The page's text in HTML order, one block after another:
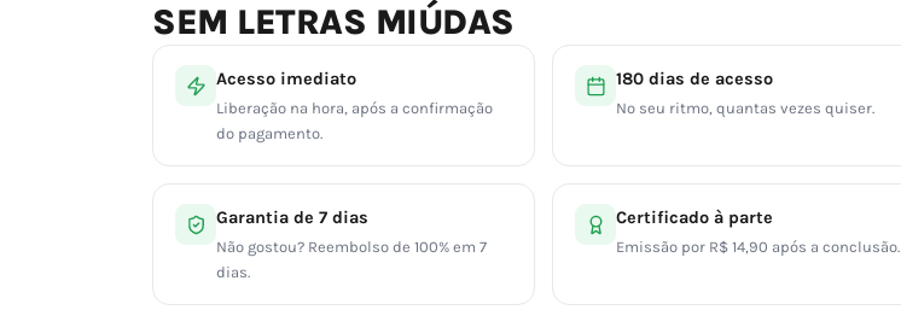
SEM LETRAS MIÚDAS
Acesso imediato
Liberação na hora, após a confirmação
do pagamento.
180 dias de acesso
No seu ritmo, quantas vezes quiser.
Garantia de 7 dias
Não gostou? Reembolso de 100% em 7
dias.
Certificado à parte
Emissão por R$ 14,90 após a conclusão.